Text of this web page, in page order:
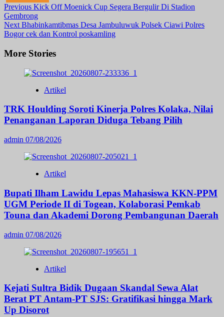
Post
Navigation
Previous Kick Off Moenick Cup Segera Bergulir Di Stadion
Gembrong
Next Bhabinkamtibmas Desa Jambuluwuk Polsek Ciawi Polres
Bogor cek dan Kontrol poskamling
More Stories
Artikel
TRK Houlding Soroti Kinerja Polres Kolaka, Nilai
Penanganan Laporan Diduga Tebang Pilih
admin 07/08/2026
Artikel
Bupati Ilham Lawidu Lepas Mahasiswa KKN-PPM
UGM Periode II di Togean, Kolaborasi Pemkab
Touna dan Akademi Dorong Pembangunan Daerah
admin 07/08/2026
Artikel
Kejati Sultra Bidik Dugaan Skandal Sewa Alat
Berat PT Antam-PT SJS: Gratifikasi hingga Mark
Up Disorot